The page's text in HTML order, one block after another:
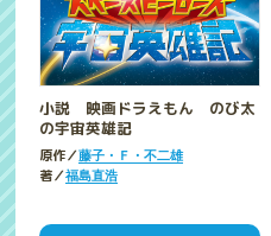
小説 映画ドラえもん のび太
の宇宙英雄記
原作／藤子・Ｆ・不二雄
著／福島直浩